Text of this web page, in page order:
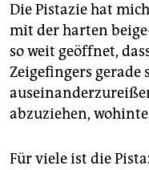
unterstützen
abo
genossenschaft
epaper login
Die Pistazie hat
mit der harten
so weit geöffnet,
Zeigefingers gerade
abzuziehen,
Für viele ist die